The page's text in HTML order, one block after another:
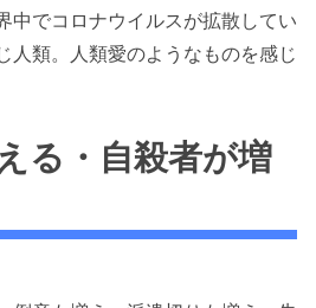
中でコロナウイルスが拡散してい
人類。人類愛のようなものを感じ
る・自殺者が増